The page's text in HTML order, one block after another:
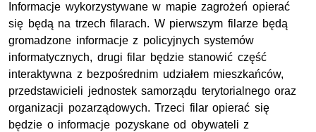
Informacje wykorzystywane w mapie zagrożeń opierać
się będą na trzech filarach. W pierwszym filarze będą
gromadzone informacje z policyjnych systemów
informatycznych, drugi filar będzie stanowić część
interaktywna z bezpośrednim udziałem mieszkańców,
przedstawicieli jednostek samorządu terytorialnego oraz
organizacji pozarządowych. Trzeci filar opierać się
będzie o informacje pozyskane od obywateli z